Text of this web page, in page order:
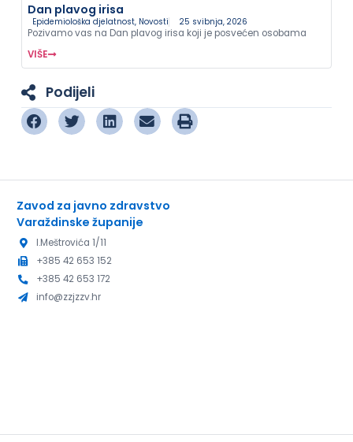
Dan plavog irisa
Epidemiološka djelatnost, Novosti 25 svibnja, 2026
Pozivamo vas na Dan plavog irisa koji je posvećen osobama
VIŠE
Podijeli
Zavod za javno zdravstvo
Varaždinske županije
I.Meštrovića 1/11
+385 42 653 152
+385 42 653 172
info@zzjzzv.hr